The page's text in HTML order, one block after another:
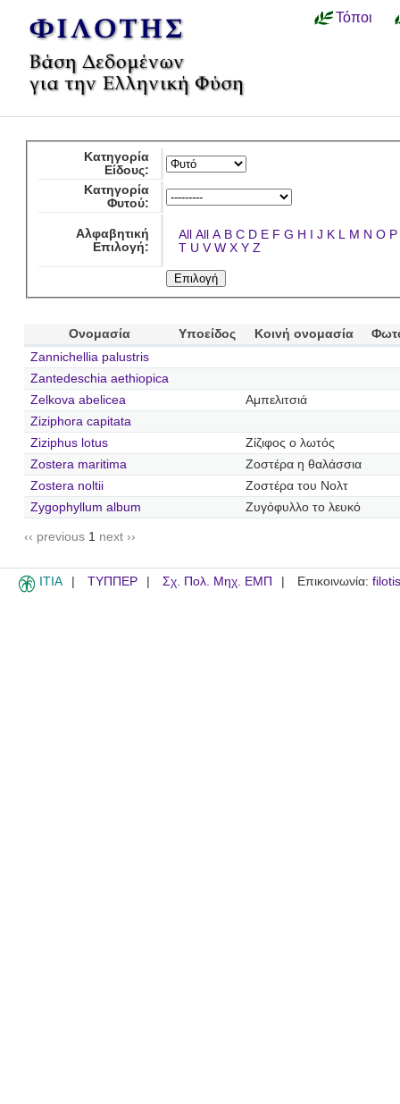
Τόποι
Κατηγορία
Είδους:
Κατηγορία
Φυτού:
Αλφαβητική
Επιλογή:
All All A B C D E F G H I J K L M N O P
T U V W X Y Z
Ονομασία Υποείδος Κοινή ονομασία
Zannichellia palustris
Zantedeschia aethiopica
Zelkova abelicea
Αμπελιτσιά
Ziziphora capitata
Ziziphus lotus
Ζίζιφος ο λωτός
Zostera maritima
Ζοστέρα η θαλάσσια
Zostera noltii
Ζοστέρα του Νολτ
Zygophyllum album
Ζυγόφυλλο το λευκό
‹‹ previous 1 next ››
ITIA ΤΥΠΠΕΡ Σχ. Πολ. Μηχ. ΕΜΠ Επικοινωνία: